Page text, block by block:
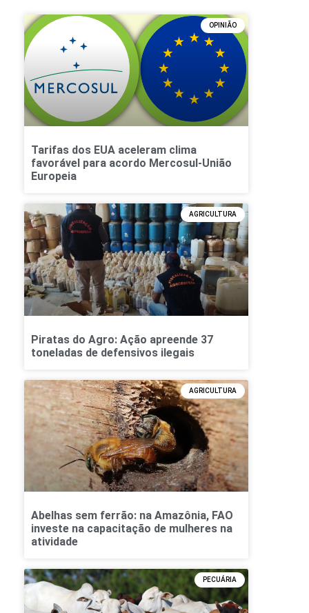
OPINIÃO
Tarifas dos EUA aceleram clima
favorável para acordo Mercosul-União
Europeia
AGRICULTURA
Piratas do Agro: Ação apreende 37
toneladas de defensivos ilegais
AGRICULTURA
Abelhas sem ferrão: na Amazônia, FAO
investe na capacitação de mulheres na
atividade
PECUÁRIA